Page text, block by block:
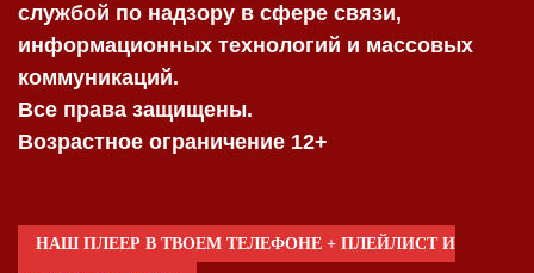
службой по надзору в сфере связи,
информационных технологий и массовых
коммуникаций.
Все права защищены.
Возрастное ограничение 12+
НАШ ПЛЕЕР В ТВОЕМ ТЕЛЕФОНЕ + ПЛЕЙЛИСТ И